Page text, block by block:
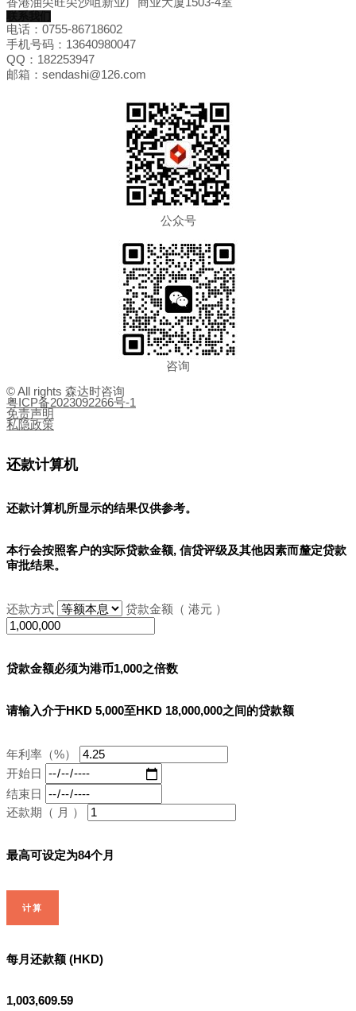
香港油尖旺尖沙咀新业广商业大厦1503-4室
电话：0755-86718602
手机号码：13640980047
QQ：182253947
邮箱：sendashi@126.com
公众号
咨询
© All rights 森达时咨询
粤ICP备2023092266号-1
免责声明
私隐政策
还款计算机
还款计算机所显示的结果仅供参考。
本行会按照客户的实际贷款金额, 信贷评级及其他因素而釐定贷款
审批结果。
还款方式 贷款金额（ 港元 ）
贷款金额必须为港币1,000之倍数
请输入介于HKD 5,000至HKD 18,000,000之间的贷款额
年利率（%）
开始日
结束日
还款期（ 月 ）
最高可设定为84个月
计算
每月还款额 (HKD)
1,003,609.59